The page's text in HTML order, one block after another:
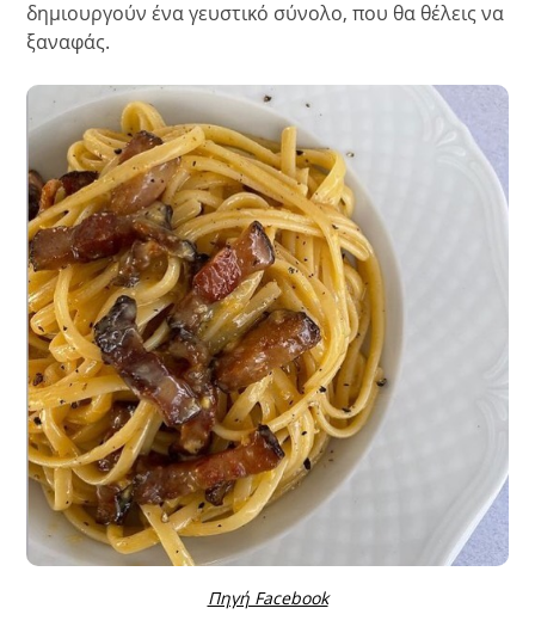
δημιουργούν ένα γευστικό σύνολο, που θα θέλεις να
ξαναφάς.
Πηγή Facebook